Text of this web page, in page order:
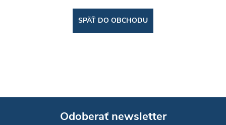
SPÄŤ DO OBCHODU
Odoberať newsletter